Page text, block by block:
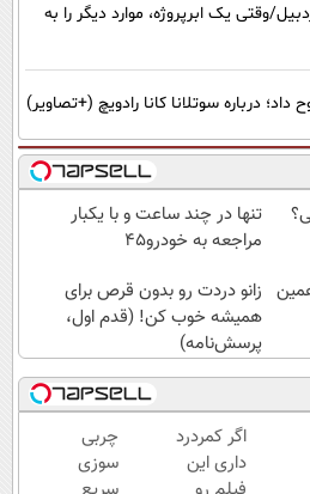
وقتی یک ابرپروژه، موارد دیگر را به
درباره سوتلانا کانا رادویچ (+تصاویر)
تنها در چند ساعت و با یکبار
مراجعه به خودرو45
همین زانو دردت رو بدون قرص برای
همیشه خوب کن! (قدم اول،
پرسش‌نامه)
اگر کمردرد
داری این
چربی
سوزی